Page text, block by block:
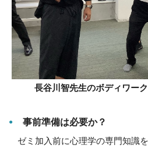
長谷川智先生のボディワーク
事前準備は必要か？
ゼミ加入前に心理学の専門知識